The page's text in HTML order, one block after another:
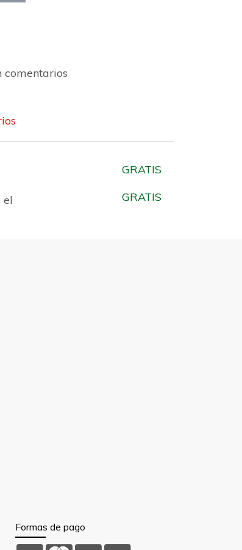
comentarios
GRATIS
el
GRATIS
Formas de pago